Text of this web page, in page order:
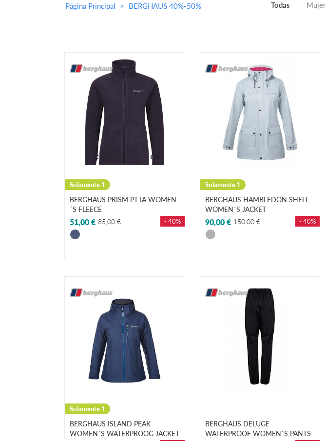
Página Principal BERGHAUS 40%-50% Todas Mujer
Solamente 1
BERGHAUS PRISM PT IA WOMEN
´S FLEECE
51,00 € 85,00 € - 40%
Solamente 1
BERGHAUS HAMBLEDON SHELL
WOMEN´S JACKET
90,00 € 150,00 € - 40%
Solamente 1
BERGHAUS ISLAND PEAK
WOMEN´S WATERPROOG JACKET
BERGHAUS DELUGE
WATERPROOF WOMEN´S PANTS